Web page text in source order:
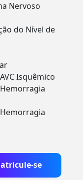
Nervoso
do Nível de
Isquêmico
se